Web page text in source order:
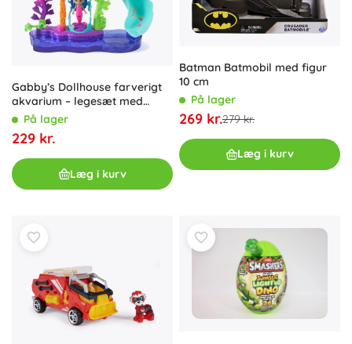
Gabby’s Dollhouse farverigt
akvarium – legesæt med
dukken Gabby og Lille
Havfrue
På lager
229 kr.
Læg i kurv
Batman Batmobil med figur
10 cm
På lager
269 kr.279 kr.
Læg i kurv